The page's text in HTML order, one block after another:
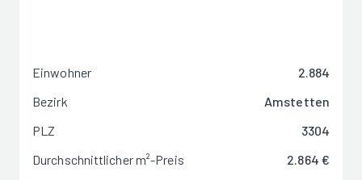
Einwohner
2.884
Bezirk
Amstetten
PLZ
3304
Durchschnittlicher m²-Preis
2.864 €